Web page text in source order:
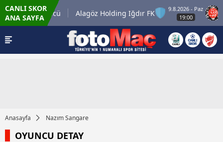
CANLI SKOR
ANA SAYFA
Keçiörengücü Alagöz Holding Iğdır FK
9.8.2026 - Paz
19:00
Anasayfa Nazım Sangare
OYUNCU DETAY